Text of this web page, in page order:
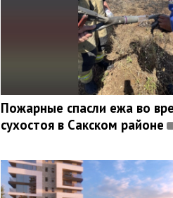
Пожарные спасли ежа во
сухостоя в Сакском районе